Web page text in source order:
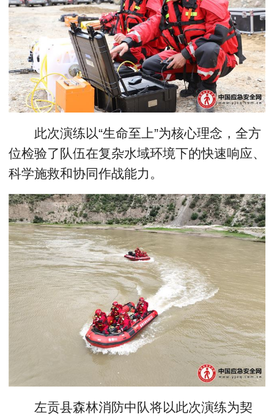
此次演练以“生命至上”为核心理念，全方
位检验了队伍在复杂水域环境下的快速响应、
科学施救和协同作战能力。
左贡县森林消防中队将以此次演练为契